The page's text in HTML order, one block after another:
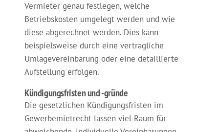
Vermieter genau festlegen, welche
Betriebskosten umgelegt werden und wie
diese abgerechnet werden. Dies kann
beispielsweise durch eine vertragliche
Umlagevereinbarung oder eine detaillierte
Aufstellung erfolgen.
Kündigungsfristen und -gründe
Die gesetzlichen Kündigungsfristen im
Gewerbemietrecht lassen viel Raum für